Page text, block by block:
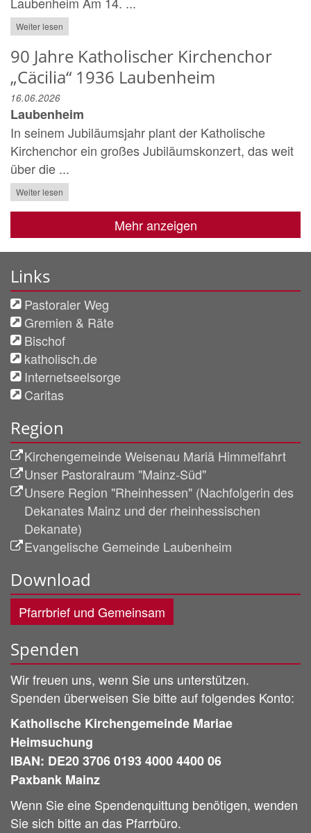
Weiter lesen
90 Jahre Katholischer Kirchenchor
„Cäcilia“ 1936 Laubenheim
16.06.2026
Laubenheim
In seinem Jubiläumsjahr plant der Katholische
Kirchenchor ein großes Jubiläumskonzert, das weit
über die ...
Weiter lesen
Mehr anzeigen
Links
Pastoraler Weg
Gremien & Räte
Bischof
katholisch.de
Internetseelsorge
Caritas
Region
Kirchengemeinde Weisenau Mariä Himmelfahrt
Unser Pastoralraum "Mainz-Süd"
Unsere Region "Rheinhessen" (Nachfolgerin des
Dekanates Mainz und der rheinhessischen
Dekanate)
Evangelische Gemeinde Laubenheim
Download
Pfarrbrief und Gemeinsam
Spenden
Wir freuen uns, wenn Sie uns unterstützen.
Spenden überweisen Sie bitte auf folgendes Konto:
Katholische Kirchengemeinde Mariae
Heimsuchung
IBAN: DE20 3706 0193 4000 4400 06
Paxbank Mainz
Wenn Sie eine Spendenquittung benötigen, wenden
Sie sich bitte an das Pfarrbüro.